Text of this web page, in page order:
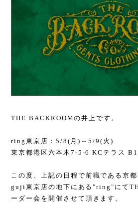
THE BACKROOMの井上です。
ring東京店：5/8(月)～5/9(火)
東京都港区六本木7-5-6 KCテラス
この度、上記の日程で前職である京
guji東京店の地下にある"ring"にて
ーダー会を開催させて頂きます。